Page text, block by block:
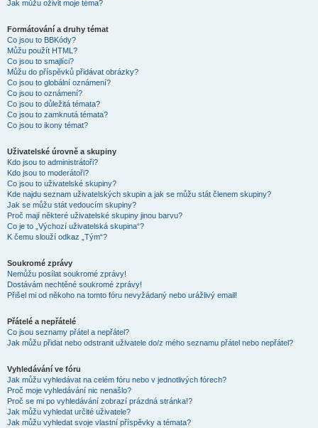
Jak můžu oživit moje téma?
Formátování a druhy témat
Co jsou to BBKódy?
Můžu použít HTML?
Co jsou to smajlíci?
Můžu do příspěvků přidávat obrázky?
Co jsou to globální oznámení?
Co jsou to oznámení?
Co jsou to důležitá témata?
Co jsou to zamknutá témata?
Co jsou to ikony témat?
Uživatelské úrovně a skupiny
Kdo jsou to administrátoři?
Kdo jsou to moderátoři?
Co jsou to uživatelské skupiny?
Kde najdu seznam uživatelských skupin a jak se můžu stát členem skupiny?
Jak se můžu stát vedoucím skupiny?
Proč mají některé uživatelské skupiny jinou barvu?
Co je to „Výchozí uživatelská skupina“?
K čemu slouží odkaz „Tým“?
Soukromé zprávy
Nemůžu posílat soukromé zprávy!
Dostávám nechtěné soukromé zprávy!
Přišel mi od někoho na tomto fóru nevyžádaný nebo urážlivý email!
Přátelé a nepřátelé
Co jsou seznamy přátel a nepřátel?
Jak můžu přidat nebo odstranit uživatele do/z mého seznamu přátel nebo nepřátel?
Vyhledávání ve fóru
Jak můžu vyhledávat na celém fóru nebo v jednotlivých fórech?
Proč moje vyhledávání nic nenašlo?
Proč se mi po vyhledávání zobrazí prázdná stránka!?
Jak můžu vyhledat určité uživatele?
Jak můžu vyhledat svoje vlastní příspěvky a témata?